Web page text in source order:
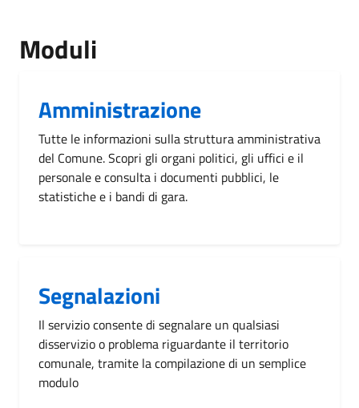
Moduli
Amministrazione
Tutte le informazioni sulla struttura amministrativa
del Comune. Scopri gli organi politici, gli uffici e il
personale e consulta i documenti pubblici, le
statistiche e i bandi di gara.
Segnalazioni
Il servizio consente di segnalare un qualsiasi
disservizio o problema riguardante il territorio
comunale, tramite la compilazione di un semplice
modulo